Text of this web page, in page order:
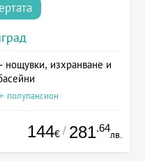
изхранване и
полупансион
144€ / 281.64
лв.